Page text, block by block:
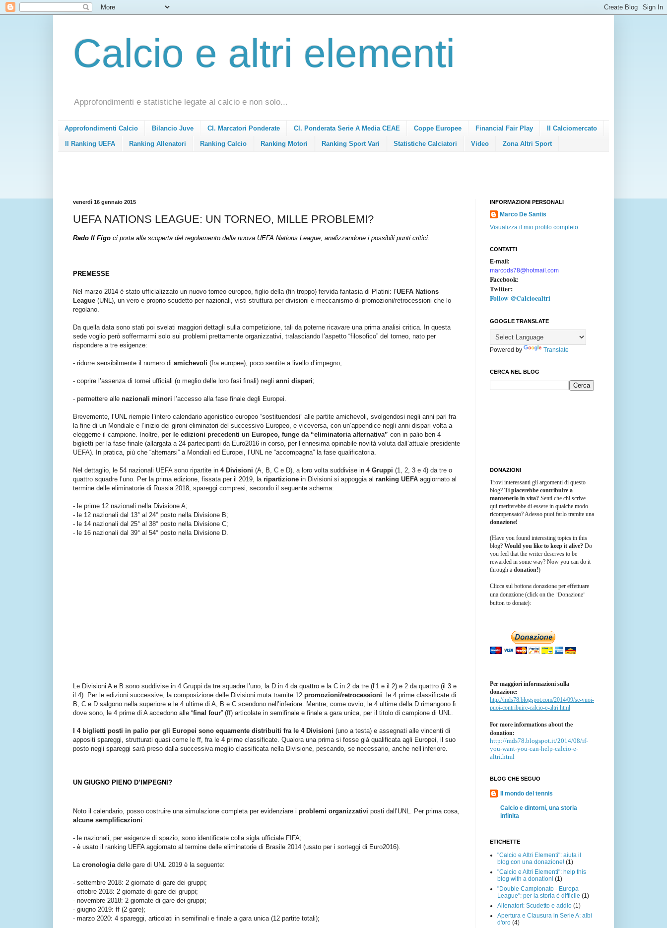
Calcio e altri elementi
Approfondimenti e statistiche legate al calcio e non solo...
Approfondimenti Calcio Bilancio Juve Cl. Marcatori Ponderate Cl. Ponderata Serie A Media CEAE Coppe Europee Financial Fair Play Il Calciomercato
Il Ranking UEFA Ranking Allenatori Ranking Calcio Ranking Motori Ranking Sport Vari Statistiche Calciatori Video Zona Altri Sport
venerdì 16 gennaio 2015
UEFA NATIONS LEAGUE: UN TORNEO, MILLE PROBLEMI?
Rado Il Figo ci porta alla scoperta del regolamento della nuova UEFA Nations League, analizzandone i possibili punti critici.
PREMESSE
Nel marzo 2014 è stato ufficializzato un nuovo torneo europeo, figlio della (fin troppo) fervida fantasia di Platini: l’UEFA Nations
League (UNL), un vero e proprio scudetto per nazionali, visti struttura per divisioni e meccanismo di promozioni/retrocessioni che lo
regolano.
Da quella data sono stati poi svelati maggiori dettagli sulla competizione, tali da poterne ricavare una prima analisi critica. In questa
sede voglio però soffermarmi solo sui problemi prettamente organizzativi, tralasciando l’aspetto “filosofico” del torneo, nato per
rispondere a tre esigenze:
- ridurre sensibilmente il numero di amichevoli (fra europee), poco sentite a livello d’impegno;
- coprire l’assenza di tornei ufficiali (o meglio delle loro fasi finali) negli anni dispari;
- permettere alle nazionali minori l’accesso alla fase finale degli Europei.
Brevemente, l’UNL riempie l’intero calendario agonistico europeo “sostituendosi” alle partite amichevoli, svolgendosi negli anni pari fra
la fine di un Mondiale e l’inizio dei gironi eliminatori del successivo Europeo, e viceversa, con un’appendice negli anni dispari volta a
eleggerne il campione. Inoltre, per le edizioni precedenti un Europeo, funge da “eliminatoria alternativa” con in palio ben 4
biglietti per la fase finale (allargata a 24 partecipanti da Euro2016 in corso, per l’ennesima opinabile novità voluta dall’attuale presidente
UEFA). In pratica, più che “alternarsi” a Mondiali ed Europei, l’UNL ne “accompagna” la fase qualificatoria.
Nel dettaglio, le 54 nazionali UEFA sono ripartite in 4 Divisioni (A, B, C e D), a loro volta suddivise in 4 Gruppi (1, 2, 3 e 4) da tre o
quattro squadre l’uno. Per la prima edizione, fissata per il 2019, la ripartizione in Divisioni si appoggia al ranking UEFA aggiornato al
termine delle eliminatorie di Russia 2018, spareggi compresi, secondo il seguente schema:
- le prime 12 nazionali nella Divisione A;
- le 12 nazionali dal 13° al 24° posto nella Divisione B;
- le 14 nazionali dal 25° al 38° posto nella Divisione C;
- le 16 nazionali dal 39° al 54° posto nella Divisione D.
Le Divisioni A e B sono suddivise in 4 Gruppi da tre squadre l’uno, la D in 4 da quattro e la C in 2 da tre (l’1 e il 2) e 2 da quattro (il 3 e
il 4). Per le edizioni successive, la composizione delle Divisioni muta tramite 12 promozioni/retrocessioni: le 4 prime classificate di
B, C e D salgono nella superiore e le 4 ultime di A, B e C scendono nell’inferiore. Mentre, come ovvio, le 4 ultime della D rimangono lì
dove sono, le 4 prime di A accedono alle “final four” (ff) articolate in semifinale e finale a gara unica, per il titolo di campione di UNL.
I 4 biglietti posti in palio per gli Europei sono equamente distribuiti fra le 4 Divisioni (uno a testa) e assegnati alle vincenti di
appositi spareggi, strutturati quasi come le ff, fra le 4 prime classificate. Qualora una prima si fosse già qualificata agli Europei, il suo
posto negli spareggi sarà preso dalla successiva meglio classificata nella Divisione, pescando, se necessario, anche nell’inferiore.
UN GIUGNO PIENO D’IMPEGNI?
Noto il calendario, posso costruire una simulazione completa per evidenziare i problemi organizzativi posti dall’UNL. Per prima cosa,
alcune semplificazioni:
- le nazionali, per esigenze di spazio, sono identificate colla sigla ufficiale FIFA;
- è usato il ranking UEFA aggiornato al termine delle eliminatorie di Brasile 2014 (usato per i sorteggi di Euro2016).
La cronologiadelle gare di UNL 2019 è la seguente:
- settembre 2018: 2 giornate di gare dei gruppi;
- ottobre 2018: 2 giornate di gare dei gruppi;
- novembre 2018: 2 giornate di gare dei gruppi;
- giugno 2019: ff (2 gare);
- marzo 2020: 4 spareggi, articolati in semifinali e finale a gara unica (12 partite totali);
INFORMAZIONI PERSONALI
Marco De Santis
Visualizza il mio profilo completo
CONTATTI
E-mail:
marcods78@hotmail.com
Facebook:
Twitter:
Follow @Calcioealtri
GOOGLE TRANSLATE
Powered by Translate
CERCA NEL BLOG
DONAZIONI
Trovi interessanti gli argomenti di questo
blog? Ti piacerebbe contribuire a
mantenerlo in vita? Senti che chi scrive
qui meriterebbe di essere in qualche modo
ricompensato? Adesso puoi farlo tramite una
donazione!
(Have you found interesting topics in this
blog? Would you like to keep it alive? Do
you feel that the writer deserves to be
rewarded in some way? Now you can do it
through a donation!)
Clicca sul bottone donazione per effettuare
una donazione (click on the "Donazione"
button to donate):
Per maggiori informazioni sulla
donazione:
http://mds78.blogspot.com/2014/09/se-vuoi-
puoi-contribuire-calcio-e-altri.html
For more informations about the
donation:
http://mds78.blogspot.it/2014/08/if-
you-want-you-can-help-calcio-e-
altri.html
BLOG CHE SEGUO
Il mondo del tennis
Calcio e dintorni, una storia
infinita
ETICHETTE
"Calcio e Altri Elementi": aiuta il
blog con una donazione! (1)
"Calcio e Altri Elementi": help this
blog with a donation! (1)
"Double Campionato - Europa
League": per la storia è difficile (1)
Allenatori: Scudetto e addio (1)
Apertura e Clausura in Serie A: albi
d'oro (4)